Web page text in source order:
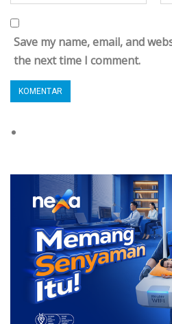
Save my name, email, and
the next time I comment.